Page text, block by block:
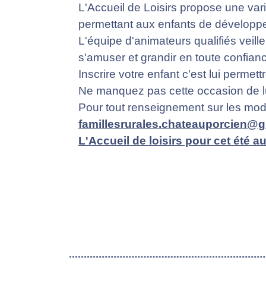
L'Accueil de Loisirs propose une
permettant aux enfants de
L'équipe d'animateurs qualifiés
s'amuser et grandir en toute
Inscrire votre enfant c'est lui
Ne manquez pas cette occasion de
Pour tout renseignement sur les
L'Accueil de loisirs pour cet été